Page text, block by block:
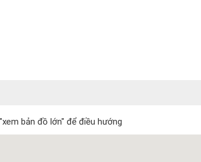
bản đồ lớn" để điều hướng